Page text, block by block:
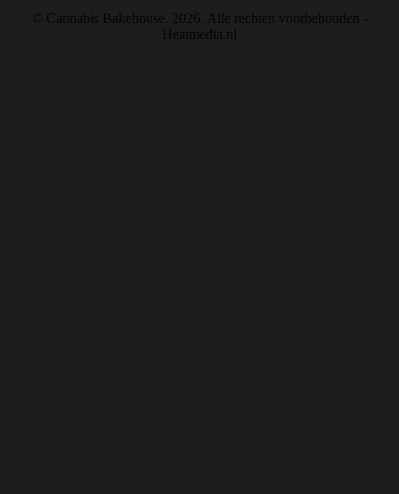
© Cannabis Bakehouse. 2026. Alle rechten voorbehouden -
Heatmedia.nl